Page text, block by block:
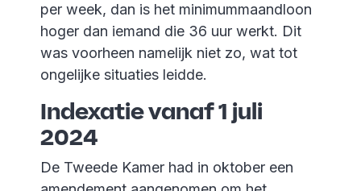
per week, dan is het minimummaandloon
hoger dan iemand die 36 uur werkt. Dit
was voorheen namelijk niet zo, wat tot
ongelijke situaties leidde.
Indexatie vanaf 1 juli
2024
De Tweede Kamer had in oktober een